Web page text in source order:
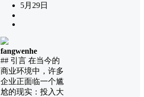
5月29日
fangwenhe
## 引言 在当今的
商业环境中，许多
企业正面临一个尴
尬的现实：投入大